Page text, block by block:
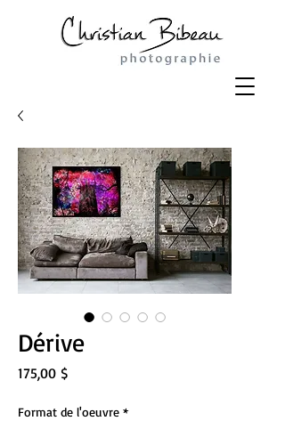
Dérive
175,00 $Prix
Format de l'oeuvre *